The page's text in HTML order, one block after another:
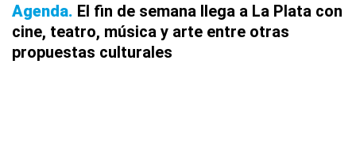
Agenda El fin de semana llega a La Plata con
cine, teatro, música y arte entre otras
propuestas culturales